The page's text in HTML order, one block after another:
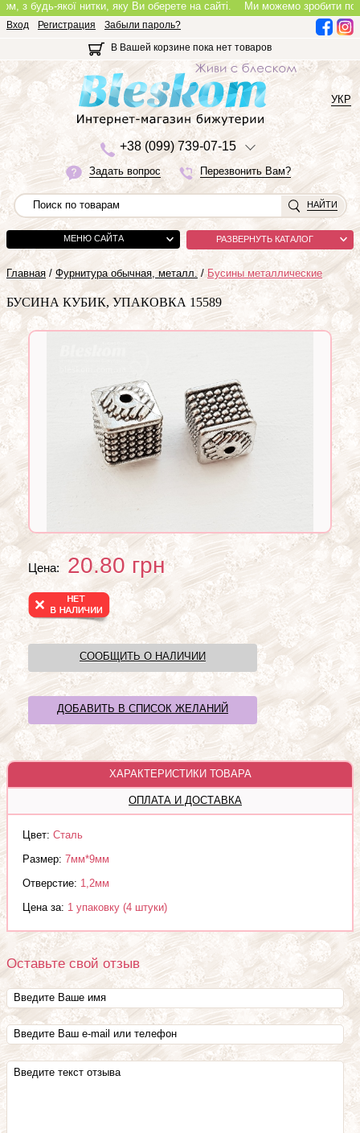
будь-якої нитки, яку Ви оберете на сайті.Ми можемо зробити
Вход Регистрация
Забыли пароль?
В Вашей корзине пока нет товаров
+38 (099) 739-07-15
Задать вопрос Перезвонить Вам?
УКР
НАЙТИ
МЕНЮ САЙТА РАЗВЕРНУТЬ КАТАЛОГ
Главная / Фурнитура обычная, металл. / Бусины металлические
БУСИНА КУБИК, УПАКОВКА 15589
Цена: 20.80 грн
СООБЩИТЬ О НАЛИЧИИ
ДОБАВИТЬ В СПИСОК ЖЕЛАНИЙ
ХАРАКТЕРИСТИКИ ТОВАРА
ОПЛАТА И ДОСТАВКА
Цвет: Сталь
Размер: 7мм*9мм
Отверстие: 1,2мм
Цена за: 1 упаковку (4 штуки)
Оставьте свой отзыв